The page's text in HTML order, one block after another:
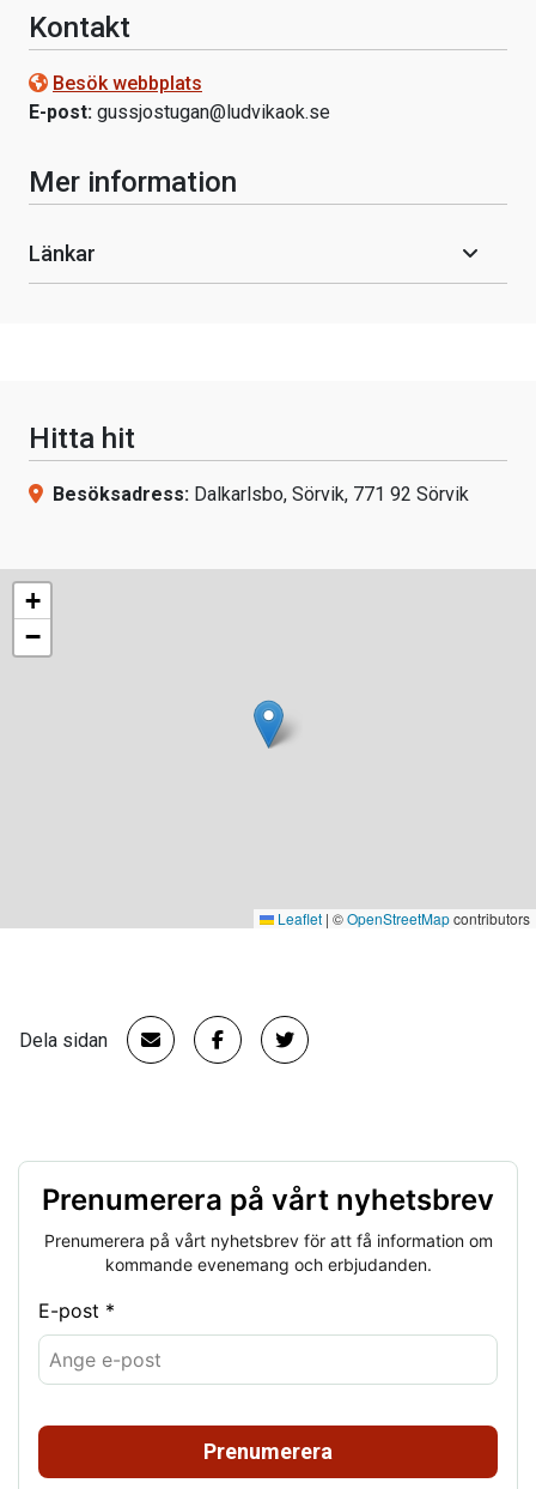
Kontakt
Besök webbplats
E-post: gussjostugan@ludvikaok.se
Mer information
Länkar
Hitta hit
Besöksadress: Dalkarlsbo, Sörvik, 771 92 Sörvik
+
−
Leaflet | ©OpenStreetMapcontributors
Dela sidan
Prenumerera på vårt nyhetsbrev
Prenumerera på vårt nyhetsbrev för att få information om
kommande evenemang och erbjudanden.
E-post *
Prenumerera